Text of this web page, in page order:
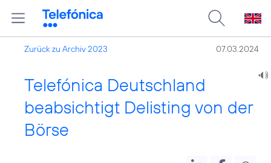
Zurück zu Archiv 2023 07.03.2024
Telefónica Deutschland
beabsichtigt Delisting von der
Börse